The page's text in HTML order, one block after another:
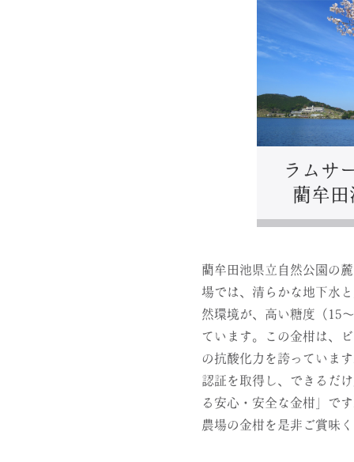
ラムサ
藺牟
藺牟田池県立自然公園の
場では、清らかな地下水
然環境が、高い糖度（15
ています。この金柑は、
の抗酸化力を誇っていま
認証を取得し、できるだ
る安心・安全な金柑」で
農場の金柑を是非ご賞味